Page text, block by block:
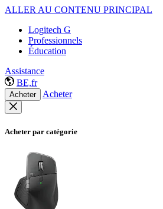
ALLER AU CONTENU PRINCIPAL
Logitech G
Professionnels
Éducation
Assistance
BE,fr
Acheter Acheter
Acheter par catégorie